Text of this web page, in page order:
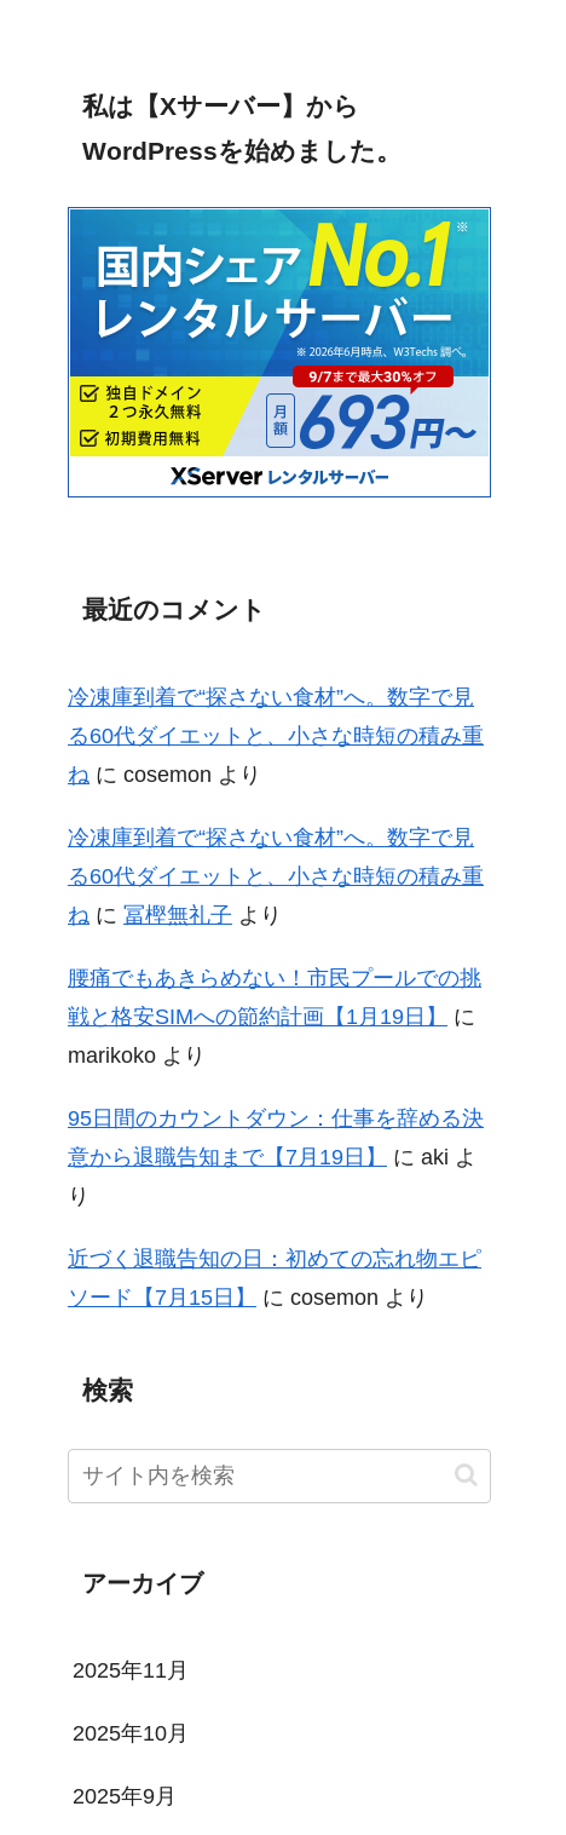
私は【Xサーバー】から
WordPressを始めました。
最近のコメント
冷凍庫到着で“探さない食材”へ。数字で見
る60代ダイエットと、小さな時短の積み重
ね に cosemon より
冷凍庫到着で“探さない食材”へ。数字で見
る60代ダイエットと、小さな時短の積み重
ね に 冨樫無礼子 より
腰痛でもあきらめない！市民プールでの挑
戦と格安SIMへの節約計画【1月19日】
に
marikoko より
95日間のカウントダウン：仕事を辞める決
意から退職告知まで【7月19日】
に aki よ
り
近づく退職告知の日：初めての忘れ物エピ
ソード【7月15日】
に cosemon より
検索
アーカイブ
2025年11月
2025年10月
2025年9月